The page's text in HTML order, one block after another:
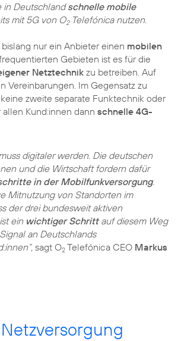
in Deutschlandschnelle mobile
mit 5G von O2Telefónica nutzen.
nur ein Anbieter einen mobilen
Gebieten ist es für die
Netztechnik zu betreiben. Auf
Im Gegensatz zu
keine zweite separate Funktechnik oder
Kund:innen dann schnelle 4G-
digitaler werden. Die deutschen
und die Wirtschaft fordern dafür
in der Mobilfunkversorgung.
Mitnutzung von Standorten im
der drei bundesweit aktiven
ein wichtiger Schrittauf diesem Weg
an Deutschlands
sagt O2Telefónica CEO Markus